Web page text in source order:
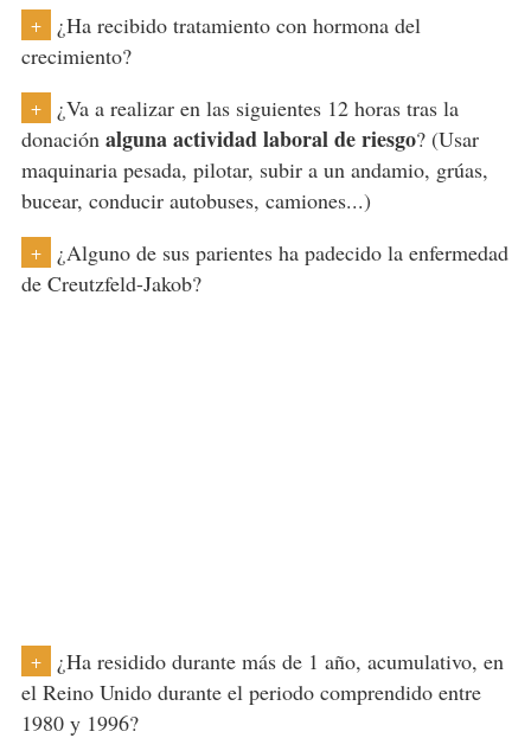
+
¿Ha recibido tratamiento con hormona del
crecimiento?
+
¿Va a realizar en las siguientes 12 horas tras la
donaciónalguna actividad laboral de riesgo? (Usar
maquinaria pesada, pilotar, subir a un andamio, grúas,
bucear, conducir autobuses, camiones...)
+
¿Alguno de sus parientes ha padecido la enfermedad
de Creutzfeld-Jakob?
+
¿Ha residido durante más de 1 año, acumulativo, en
el Reino Unido durante el periodo comprendido entre
1980 y 1996?